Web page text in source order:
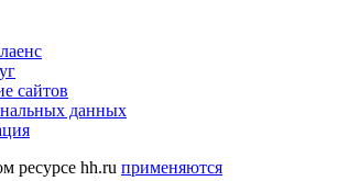
сайтов
данных
ресурсе hh.ru применяются